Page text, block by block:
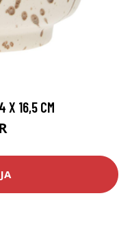
X 16,5 CM